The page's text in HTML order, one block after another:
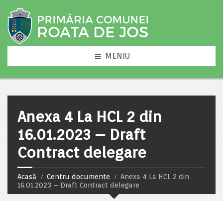
MENIU
Anexa 4 La HCL 2 din
16.01.2023 – Draft
Contract delegare
Acasă Centru documente
Anexa 4 La HCL 2 din
16.01.2023 – Draft Contract delegare